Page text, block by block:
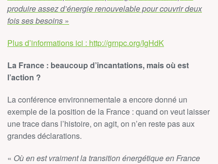
produire assez d’énergie renouvelable pour couvrir deux
fois ses besoins »
Plus d’informations ici : http://grnpc.org/IgHdK
La France : beaucoup d’incantations, mais où est
l’action ?
La conférence environnementale a encore donné un
exemple de la position de la France : quand on veut laisser
une trace dans l’histoire, on agit, on n’en reste pas aux
grandes déclarations.
« Où en est vraiment la transition énergétique en France